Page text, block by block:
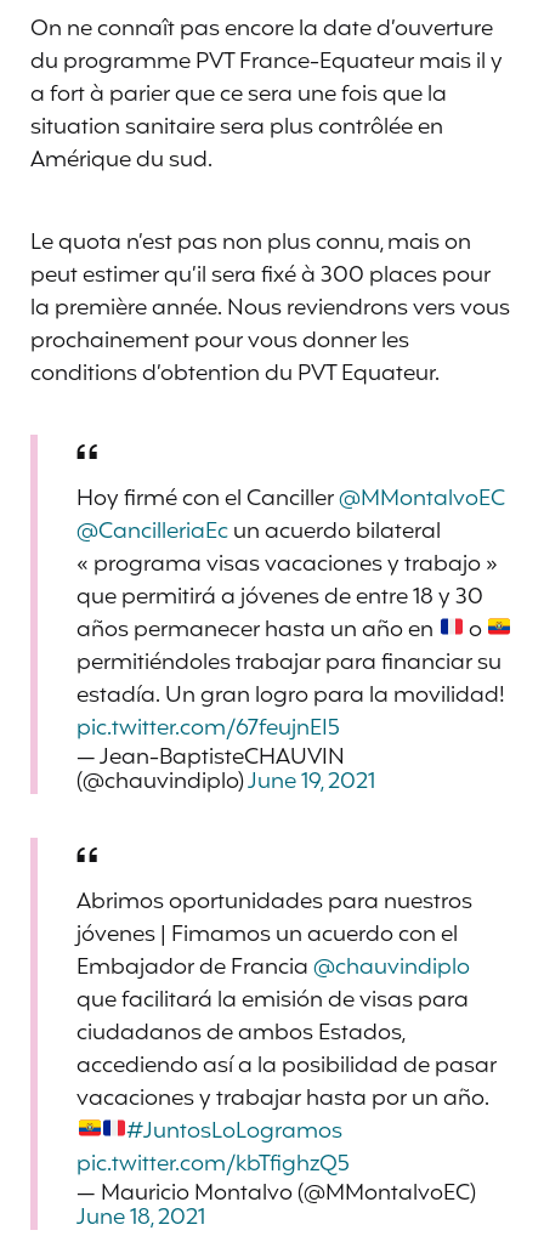
On ne connaît pas encore la date d’ouverture
du programme PVT France-Equateur mais il y
a fort à parier que ce sera une fois que la
situation sanitaire sera plus contrôlée en
Amérique du sud.
Le quota n’est pas non plus connu, mais on
peut estimer qu’il sera fixé à 300 places pour
la première année. Nous reviendrons vers vous
prochainement pour vous donner les
conditions d’obtention du PVT Equateur.
Hoy firmé con el Canciller@MMontalvoEC
@CancilleriaEcun acuerdo bilateral
« programa visas vacaciones y trabajo »
que permitirá a jóvenes de entre 18 y 30
años permanecer hasta un año en
o
permitiéndoles trabajar para financiar su
estadía. Un gran logro para la movilidad!
pic.twitter.com/67feujnEI5
— Jean-BaptisteCHAUVIN
(@chauvindiplo)June 19, 2021
Abrimos oportunidades para nuestros
jóvenes | Fimamos un acuerdo con el
Embajador de Francia@chauvindiplo
que facilitará la emisión de visas para
ciudadanos de ambos Estados,
accediendo así a la posibilidad de pasar
vacaciones y trabajar hasta por un año.
#JuntosLoLogramos
pic.twitter.com/kbTfighzQ5
— Mauricio Montalvo (@MMontalvoEC)
June 18, 2021